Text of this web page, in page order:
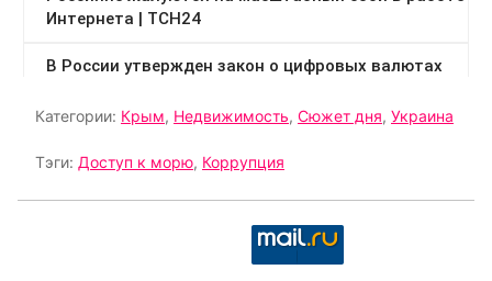
Категории: Крым, Недвижимость, Сюжет дня, Украина
Тэги: Доступ к морю, Коррупция